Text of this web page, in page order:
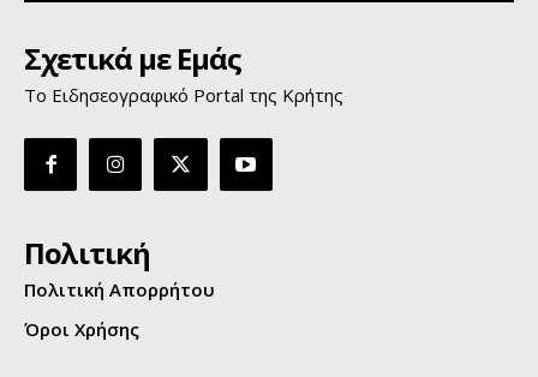
Σχετικά με Εμάς
Το Ειδησεογραφικό Portal της Κρήτης
Πολιτική
Πολιτική Απορρήτου
Όροι Χρήσης